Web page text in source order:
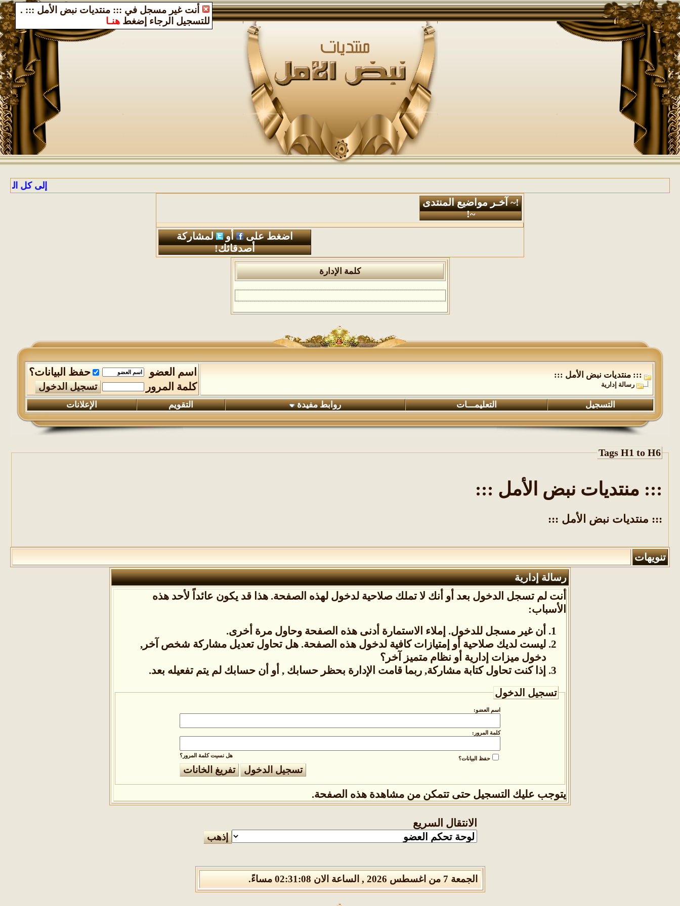
أنت غير مسجل في ::: منتديات نبض الأمل ::: .
للتسجيل الرجاء إضغط هنـا
إلى كل
!~ آخـر مواضيع المنتدى
~!
اضغط على
أو
لمشاركة
أصدقائك!
كلمة الإدارة
::: منتديات نبض الأمل :::
رسالة إدارية
اسم العضو
حفظ البيانات؟
كلمة المرور
التسجيل التعليمـــات روابط مفيدة التقويم الإعلانات
Tags H1 to H6
::: منتديات نبض الأمل :::
::: منتديات نبض الأمل :::
تنويهات
رسالة إدارية
أنت لم تسجل الدخول بعد أو أنك لا تملك صلاحية لدخول لهذه الصفحة. هذا قد يكون عائداً لأحد هذه
الأسباب:
أن غير مسجل للدخول. إملاء الاستمارة أدنى هذه الصفحة وحاول مرة أخرى.
ليست لديك صلاحية أو إمتيازات كافية لدخول هذه الصفحة. هل تحاول تعديل مشاركة شخص آخر,
دخول ميزات إدارية أو نظام متميز آخر؟
إذا كنت تحاول كتابة مشاركة, ربما قامت الإدارة بحظر حسابك , أو أن حسابك لم يتم تفعيله بعد.
تسجيل الدخول
اسم العضو:
كلمة المرور:
هل نسيت كلمة المرور؟ حفظ البيانات؟
يتوجب عليك التسجيل حتى تتمكن من مشاهدة هذه الصفحة.
الانتقال السريع
الجمعة 7 من اغسطس 2026 , الساعة الان 02:31:08 مساءً.